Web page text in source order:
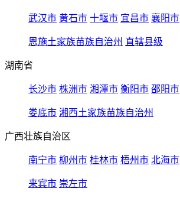
武汉市 黄石市 十堰市 宜昌市 襄阳市
恩施土家族苗族自治州 直辖县级
湖南省
长沙市 株洲市 湘潭市 衡阳市 邵阳市
娄底市 湘西土家族苗族自治州
广西壮族自治区
南宁市 柳州市 桂林市 梧州市 北海市
来宾市 崇左市